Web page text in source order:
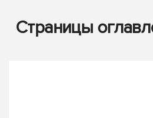
Страницы